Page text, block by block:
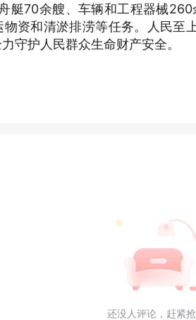
艇70余艘、车辆和工程器械
资和清淤排涝等任务。人民至
守护人民群众生命财产安全。
还没人评论，赶紧抢